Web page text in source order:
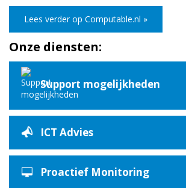
Lees verder op Computable.nl »
Onze diensten:
Support mogelijkheden
ICT Advies
Proactief Monitoring